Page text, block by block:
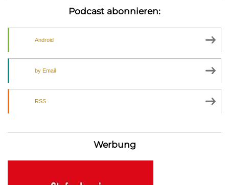
Podcast abonnieren:
Android
by Email
RSS
Werbung